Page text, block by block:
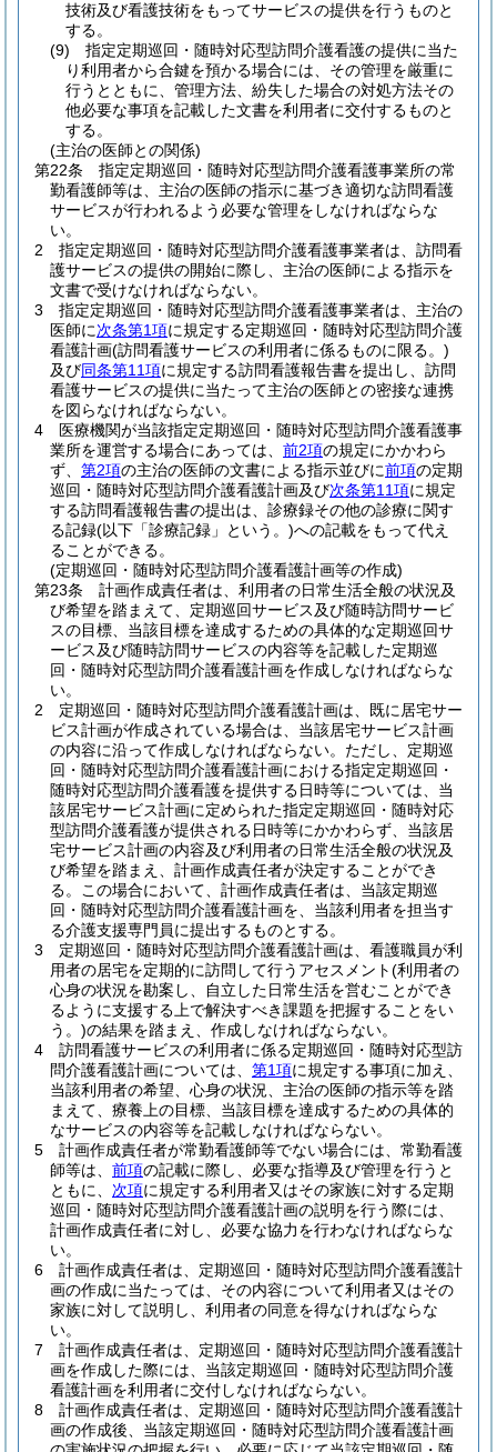
技術及び看護技術をもってサービスの提供を行うものと
する。
(9)
指定定期巡回・随時対応型訪問介護看護の提供に当た
り利用者から合鍵を預かる場合には、その管理を厳重に
行うとともに、管理方法、紛失した場合の対処方法その
他必要な事項を記載した文書を利用者に交付するものと
する。
(主治の医師との関係)
第22条
指定定期巡回・随時対応型訪問介護看護事業所の常
勤看護師等は、主治の医師の指示に基づき適切な訪問看護
サービスが行われるよう必要な管理をしなければならな
い。
2
指定定期巡回・随時対応型訪問介護看護事業者は、訪問看
護サービスの提供の開始に際し、主治の医師による指示を
文書で受けなければならない。
3
指定定期巡回・随時対応型訪問介護看護事業者は、主治の
医師に次条第1項に規定する定期巡回・随時対応型訪問介護
看護計画(訪問看護サービスの利用者に係るものに限る。)
及び同条第11項に規定する訪問看護報告書を提出し、訪問
看護サービスの提供に当たって主治の医師との密接な連携
を図らなければならない。
4
医療機関が当該指定定期巡回・随時対応型訪問介護看護事
業所を運営する場合にあっては、 前2項の規定にかかわら
ず、 第2項の主治の医師の文書による指示並びに前項の定期
巡回・随時対応型訪問介護看護計画及び次条第11項に規定
する訪問看護報告書の提出は、診療録その他の診療に関す
る記録(以下「診療記録」という。)への記載をもって代え
ることができる。
(定期巡回・随時対応型訪問介護看護計画等の作成)
第23条
計画作成責任者は、利用者の日常生活全般の状況及
び希望を踏まえて、定期巡回サービス及び随時訪問サービ
スの目標、当該目標を達成するための具体的な定期巡回サ
ービス及び随時訪問サービスの内容等を記載した定期巡
回・随時対応型訪問介護看護計画を作成しなければならな
い。
2
定期巡回・随時対応型訪問介護看護計画は、既に居宅サー
ビス計画が作成されている場合は、当該居宅サービス計画
の内容に沿って作成しなければならない。 ただし、定期巡
回・随時対応型訪問介護看護計画における指定定期巡回・
随時対応型訪問介護看護を提供する日時等については、当
該居宅サービス計画に定められた指定定期巡回・随時対応
型訪問介護看護が提供される日時等にかかわらず、当該居
宅サービス計画の内容及び利用者の日常生活全般の状況及
び希望を踏まえ、計画作成責任者が決定することができ
る。
この場合において、計画作成責任者は、当該定期巡
回・随時対応型訪問介護看護計画を、当該利用者を担当す
る介護支援専門員に提出するものとする。
3
定期巡回・随時対応型訪問介護看護計画は、看護職員が利
用者の居宅を定期的に訪問して行うアセスメント(利用者の
心身の状況を勘案し、自立した日常生活を営むことができ
るように支援する上で解決すべき課題を把握することをい
う。)の結果を踏まえ、作成しなければならない。
4
訪問看護サービスの利用者に係る定期巡回・随時対応型訪
問介護看護計画については、 第1項に規定する事項に加え、
当該利用者の希望、心身の状況、主治の医師の指示等を踏
まえて、療養上の目標、当該目標を達成するための具体的
なサービスの内容等を記載しなければならない。
5
計画作成責任者が常勤看護師等でない場合には、常勤看護
師等は、 前項の記載に際し、必要な指導及び管理を行うと
ともに、 次項に規定する利用者又はその家族に対する定期
巡回・随時対応型訪問介護看護計画の説明を行う際には、
計画作成責任者に対し、必要な協力を行わなければならな
い。
6
計画作成責任者は、定期巡回・随時対応型訪問介護看護計
画の作成に当たっては、その内容について利用者又はその
家族に対して説明し、利用者の同意を得なければならな
い。
7
計画作成責任者は、定期巡回・随時対応型訪問介護看護計
画を作成した際には、当該定期巡回・随時対応型訪問介護
看護計画を利用者に交付しなければならない。
8
計画作成責任者は、定期巡回・随時対応型訪問介護看護計
画の作成後、当該定期巡回・随時対応型訪問介護看護計画